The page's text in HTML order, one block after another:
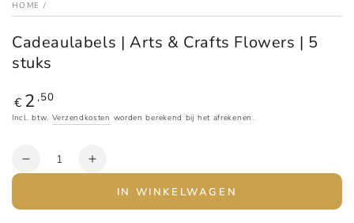
HOME /
Cadeaulabels | Arts & Crafts Flowers | 5
stuks
Reguliere
prijs
€ 2 ,50
Incl. btw. Verzendkosten worden berekend bij het afrekenen.
Aantal
Verlaag
Verhoog
aantalIN WINKELWAGEN